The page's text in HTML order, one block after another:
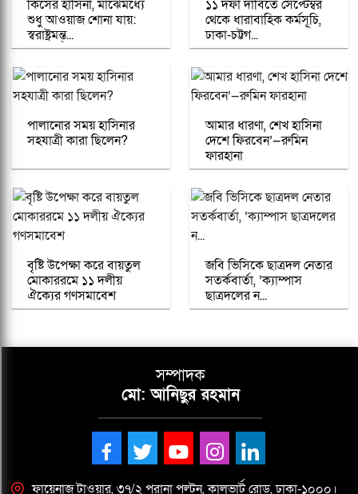
কিসের হাসিনা, মাঝেমধ্যে
শুধু আওয়াজ শোনা যায়:
স্বরাষ্ট্রমন্ত্...
১১ দফা দাবিতে সেপ্টেম্বর
থেকে ধারাবাহিক কর্মসূচি,
ঢাকা-চট্টগ...
পালানোর সময় হাসিনার
সহযাত্রী কারা ছিলেন?
আমার ধারণা, শেখ হাসিনা
দেশে ফিরবেন’—রুমিন
ফারহানা
বৃষ্টি উপেক্ষা করে বায়তুল
মোকাররমে ১১ দলীয়
ঐক্যের গণসমাবেশ
জবি ভিসিকে ছাত্রদল নেতার
সতর্কবার্তা, ‘ক্যাম্পাস
ছাত্রদলের ন...
সম্পাদক
মো: আনিছুর রহমান
ফায়েনাজ টাওয়ার, ৩৭/২ পুরানা পল্টন, কালভার্ট রোড, ঢাকা-১০০০।